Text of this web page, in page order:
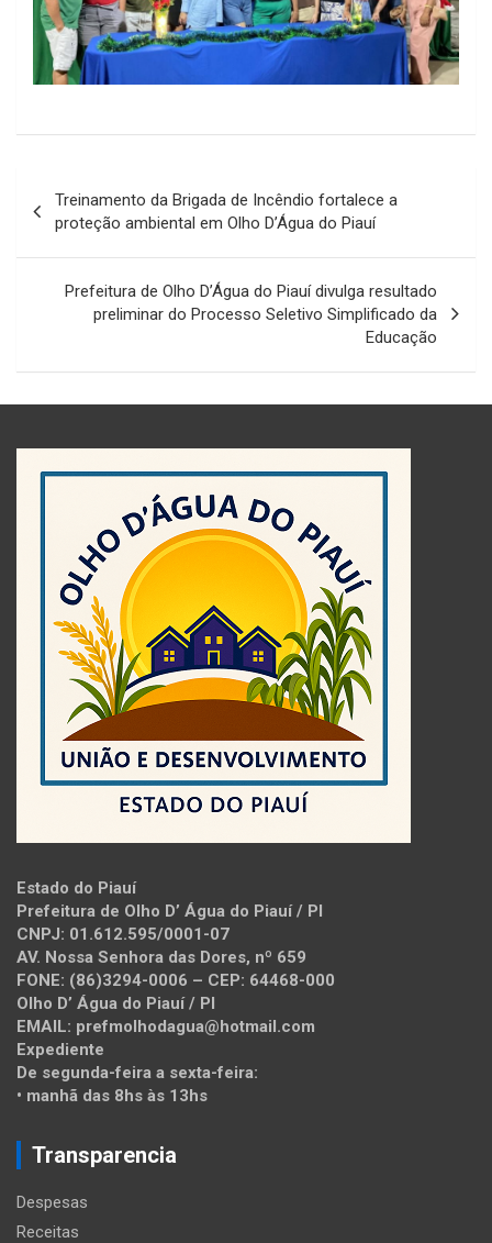
de
Post
Treinamento da Brigada de Incêndio fortalece a
proteção ambiental em Olho D’Água do Piauí
Prefeitura de Olho D’Água do Piauí divulga resultado
preliminar do Processo Seletivo Simplificado da
Educação
Estado do Piauí
Prefeitura de Olho D’ Água do Piauí / PI
CNPJ: 01.612.595/0001-07
AV. Nossa Senhora das Dores, nº 659
FONE: (86)3294-0006 – CEP: 64468-000
Olho D’ Água do Piauí / PI
EMAIL: prefmolhodagua@hotmail.com
Expediente
De segunda-feira a sexta-feira:
• manhã das 8hs às 13hs
Transparencia
Despesas
Receitas